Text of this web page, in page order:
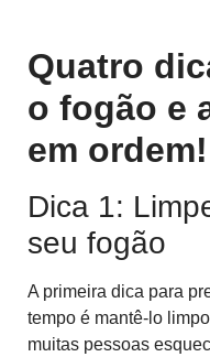
Quatro
o fogão e
em ordem!
Dica 1:
seu fogão
A primeira dica para
tempo é mantê-lo
muitas pessoas